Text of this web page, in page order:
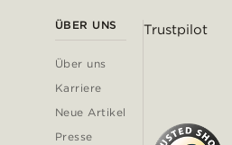
ÜBER UNS
Über uns
Karriere
Neue Artikel
Presse
Trustpilot